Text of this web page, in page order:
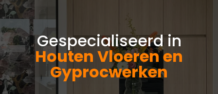
Gespecialiseerd in
Houten Vloeren en
Gyprocwerken